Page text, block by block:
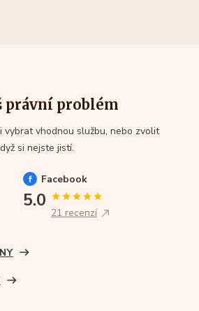
právní problém
vybrat vhodnou službu, nebo zvolit
si nejste jistí.
Facebook
5.0
21 recenzí